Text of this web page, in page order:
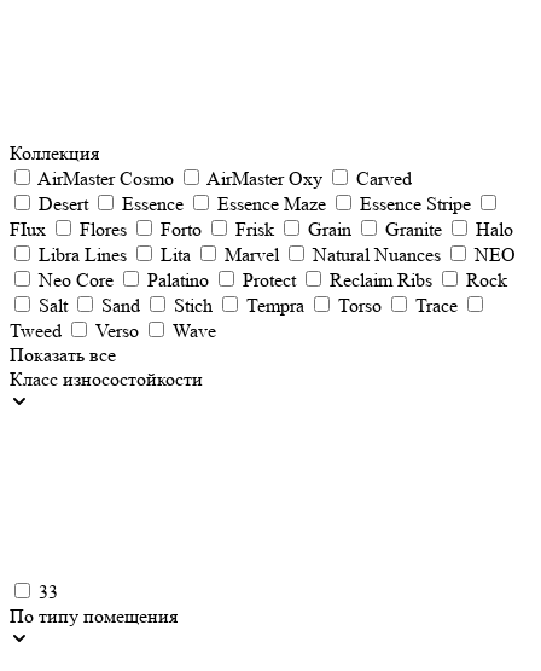
Коллекция
AirMaster Cosmo
AirMaster Oxy
Carved
Desert
Essence Essence Maze
Essence Stripe
FIux
Flores Forto Frisk Grain Granite
Halo
Libra Lines
Lita Marvel Natural Nuances
NEO
Neo Core
Palatino Protect Reclaim Ribs
Rock
Salt
Sand Stich Tempra Torso
Trace
Tweed
Verso
Wave
Показать все
Класс износостойкости
33
По типу помещения